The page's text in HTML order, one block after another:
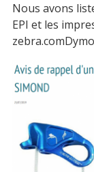
Nous avons
EPI et les